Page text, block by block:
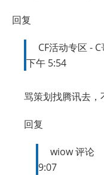
回复
CF活动专区 - C
下午 5:54
骂策划找腾讯去
回复
wiow评论
9:07